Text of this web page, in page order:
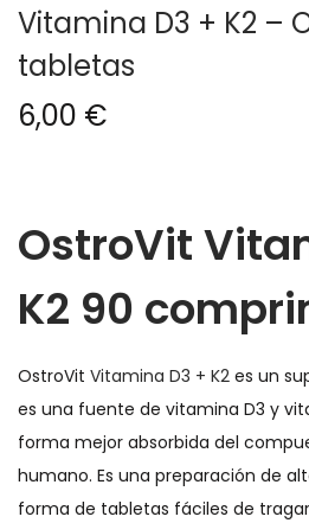
g
a
c
n
i
d
o
Vitamina D3 + K2 –
tabletas
6,00 €
OstroVit
K2 90
OstroVit Vitamina D3 + K2 es un
es una fuente de vitamina D3 y
forma mejor absorbida del
humano. Es una preparación de
forma de tabletas fáciles de